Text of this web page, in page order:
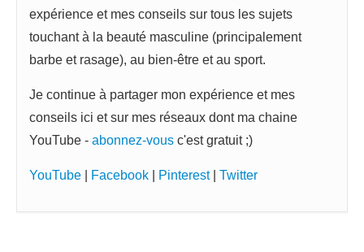
expérience et mes conseils sur tous les sujets
touchant à la beauté masculine (principalement
barbe et rasage), au bien-être et au sport.
Je continue à partager mon expérience et mes
conseils ici et sur mes réseaux dont ma chaine
YouTube - abonnez-vous c'est gratuit ;)
YouTube Facebook Pinterest| Twitter